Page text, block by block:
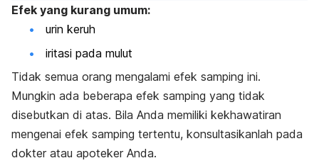
Efek yang kurang umum:
urin keruh
iritasi pada mulut
Tidak semua orang mengalami efek samping ini.
Mungkin ada beberapa efek samping yang tidak
disebutkan di atas. Bila Anda memiliki kekhawatiran
mengenai efek samping tertentu, konsultasikanlah pada
dokter atau apoteker Anda.